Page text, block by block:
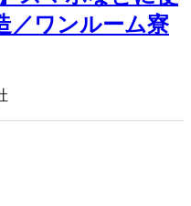
／ワンルーム寮